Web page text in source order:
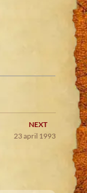
NEXT
23 april 1993